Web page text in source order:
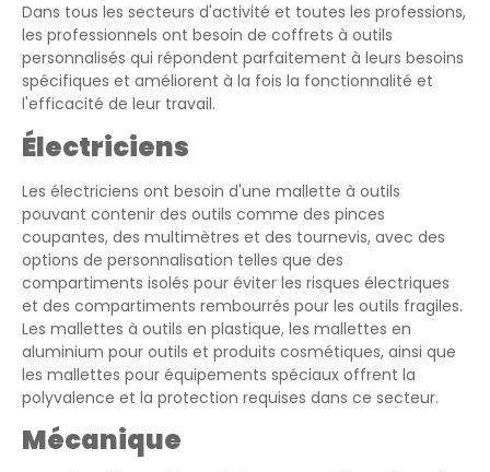
Dans tous les secteurs d'activité et toutes les professions,
les professionnels ont besoin de coffrets à outils
personnalisés qui répondent parfaitement à leurs besoins
spécifiques et améliorent à la fois la fonctionnalité et
l'efficacité de leur travail.
Électriciens
Les électriciens ont besoin d'une mallette à outils
pouvant contenir des outils comme des pinces
coupantes, des multimètres et des tournevis, avec des
options de personnalisation telles que des
compartiments isolés pour éviter les risques électriques
et des compartiments rembourrés pour les outils fragiles.
Les mallettes à outils en plastique, les mallettes en
aluminium pour outils et produits cosmétiques, ainsi que
les mallettes pour équipements spéciaux offrent la
polyvalence et la protection requises dans ce secteur.
Mécanique